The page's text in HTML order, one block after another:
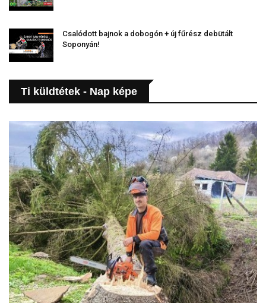
Csalódott bajnok a dobogón + új fűrész debütált
Soponyán!
Ti küldtétek - Nap képe